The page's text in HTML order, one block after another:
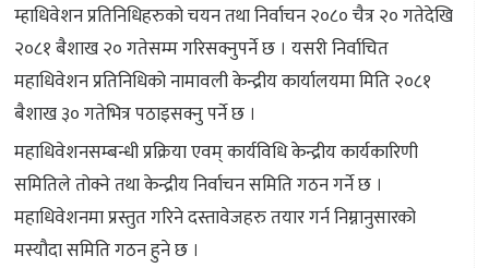
म्हाधिवेशन प्रतिनिधिहरुको चयन तथा निर्वाचन २०८० चैत्र २० गतेदेखि
२०८१ बैशाख २० गतेसम्म गरिसक्नुपर्ने छ । यसरी निर्वाचित
महाधिवेशन प्रतिनिधिको नामावली केन्द्रीय कार्यालयमा मिति २०८१
बैशाख ३० गतेभित्र पठाइसक्नु पर्ने छ ।
महाधिवेशनसम्बन्धी प्रक्रिया एवम् कार्यविधि केन्द्रीय कार्यकारिणी
समितिले तोक्ने तथा केन्द्रीय निर्वाचन समिति गठन गर्ने छ ।
महाधिवेशनमा प्रस्तुत गरिने दस्तावेजहरु तयार गर्न निम्नानुसारको
मस्यौदा समिति गठन हुने छ ।